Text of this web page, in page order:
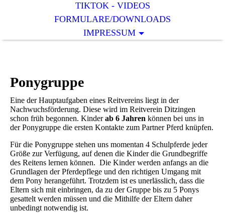
TIKTOK - VIDEOS
FORMULARE/DOWNLOADS
IMPRESSUM
Ponygruppe
Eine der Hauptaufgaben eines Reitvereins liegt in der
Nachwuchsförderung. Diese wird im Reitverein Ditzingen
schon früh begonnen. Kinderab 6 Jahren können bei uns in
der Ponygruppe die ersten Kontakte zum Partner Pferd knüpfen.
Für die Ponygruppe stehen uns momentan 4 Schulpferde jeder
Größe zur Verfügung, auf denen die Kinder die Grundbegriffe
des Reitens lernen können. Die Kinder werden anfangs an die
Grundlagen der Pferdepflege und den richtigen Umgang mit
dem Pony herangeführt. Trotzdem ist es unerlässlich, dass die
Eltern sich mit einbringen, da zu der Gruppe bis zu 5 Ponys
gesattelt werden müssen und die Mithilfe der Eltern daher
unbedingt notwendig ist.